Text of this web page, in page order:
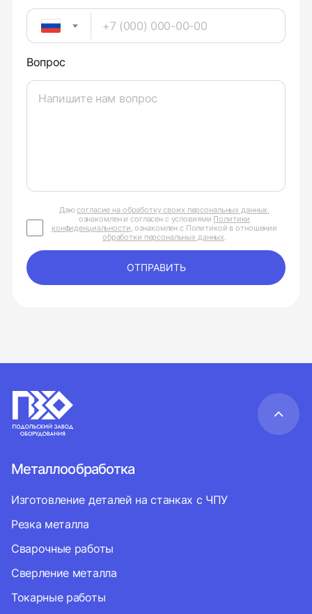
Вопрос
Даюсогласие на обработку своих персональных данных,
ознакомлен и согласен с условиями Политики
конфиденциальности, ознакомлен с Политикой в отношении
обработки персональных данных.
ОТПРАВИТЬ
Металлообработка
Изготовление деталей на станках с ЧПУ
Резка металла
Сварочные работы
Сверление металла
Токарные работы